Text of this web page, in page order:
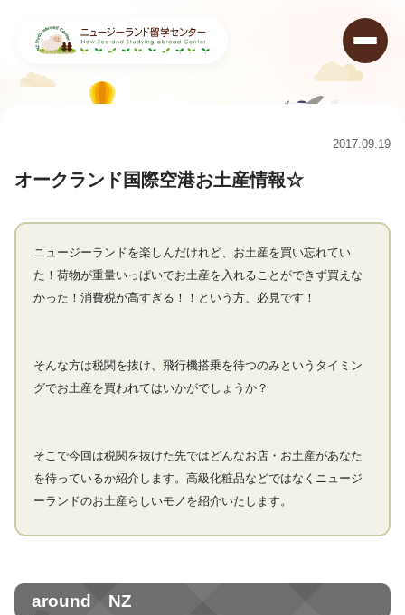
オークランド国際空港お土産情報☆2017.09.19
オークランド国際空港お土産情報☆
ニュージーランドを楽しんだけれど、お土産を買い忘れてい
た！荷物が重量いっぱいでお土産を入れることができず買えな
かった！消費税が高すぎる！！という方、必見です！
そんな方は税関を抜け、飛行機搭乗を待つのみというタイミン
グでお土産を買われてはいかがでしょうか？
そこで今回は税関を抜けた先ではどんなお店・お土産があなた
を待っているか紹介します。高級化粧品などではなくニュージ
ーランドのお土産らしいモノを紹介いたします。
around NZ